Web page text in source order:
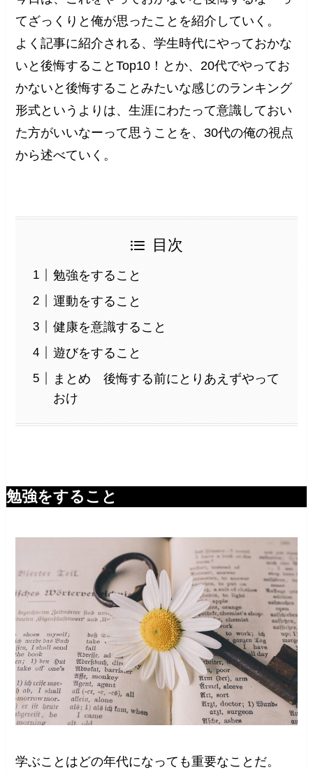
てざっくりと俺が思ったことを紹介していく。
よく記事に紹介される、学生時代にやっておかな
いと後悔することTop10！とか、20代でやってお
かないと後悔することみたいな感じのランキング
形式というよりは、生涯にわたって意識しておい
た方がいいなーって思うことを、30代の俺の視点
から述べていく。
目次
勉強をすること
運動をすること
健康を意識すること
遊びをすること
まとめ 後悔する前にとりあえずやって
おけ
勉強をすること
学ぶことはどの年代になっても重要なことだ。